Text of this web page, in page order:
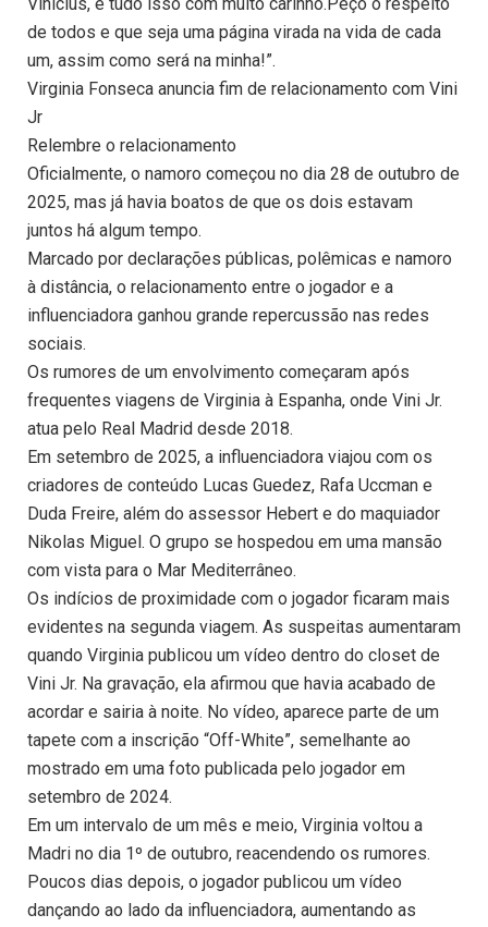
de todos e que seja uma página virada na vida de cada
um, assim como será na minha!”.
Virginia Fonseca anuncia fim de relacionamento com Vini
Jr
Relembre o relacionamento
Oficialmente, o namoro começou no dia 28 de outubro de
2025, mas já havia boatos de que os dois estavam
juntos há algum tempo.
Marcado por declarações públicas, polêmicas e namoro
à distância, o relacionamento entre o jogador e a
influenciadora ganhou grande repercussão nas redes
sociais.
Os rumores de um envolvimento começaram após
frequentes viagens de Virginia à Espanha, onde Vini Jr.
atua pelo Real Madrid desde 2018.
Em setembro de 2025, a influenciadora viajou com os
criadores de conteúdo Lucas Guedez, Rafa Uccman e
Duda Freire, além do assessor Hebert e do maquiador
Nikolas Miguel. O grupo se hospedou em uma mansão
com vista para o Mar Mediterrâneo.
Os indícios de proximidade com o jogador ficaram mais
evidentes na segunda viagem. As suspeitas aumentaram
quando Virginia publicou um vídeo dentro do closet de
Vini Jr. Na gravação, ela afirmou que havia acabado de
acordar e sairia à noite. No vídeo, aparece parte de um
tapete com a inscrição “Off-White”, semelhante ao
mostrado em uma foto publicada pelo jogador em
setembro de 2024.
Em um intervalo de um mês e meio, Virginia voltou a
Madri no dia 1º de outubro, reacendendo os rumores.
Poucos dias depois, o jogador publicou um vídeo
dançando ao lado da influenciadora, aumentando as